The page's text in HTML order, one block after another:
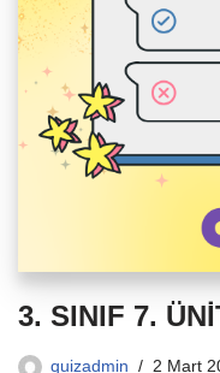
3. SINIF 7.
quizadmin 2 Mart